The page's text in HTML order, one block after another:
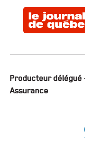
Producteur délégué
Assurance